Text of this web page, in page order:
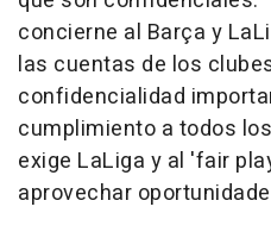
concierne al Barça y
las cuentas de los
confidencialidad
cumplimiento a todos
exige LaLiga y al 'fair
aprovechar